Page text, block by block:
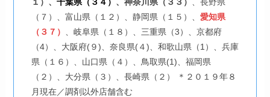
（７）、富山県（１２）、静岡県（１５）、 愛知県
（３７）
、岐阜県（１８）、三重県（3）、京都府
（4）、大阪府(９)、奈良県(４)、和歌山県（1）、兵庫
県（１６）、山口県（４）、鳥取県(1)、福岡県
（２）、大分県（３）、長崎県（２） ＊２０１９年８
月現在／調剤以外店舗含む